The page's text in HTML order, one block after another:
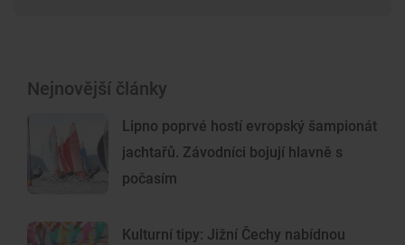
Nejnovější články
Lipno poprvé hostí evropský šampionát
jachtařů. Závodníci bojují hlavně s
počasím
Kulturní tipy: Jižní Čechy nabídnou